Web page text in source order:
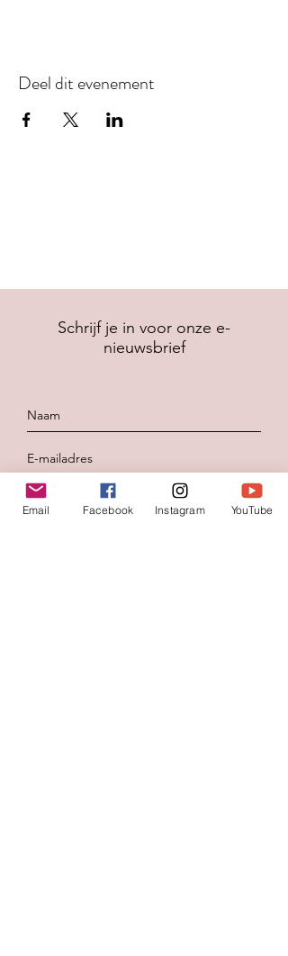
Deel dit evenement
Schrijf je in voor onze e-
nieuwsbrief
Inschrijven
Email Facebook Instagram YouTube